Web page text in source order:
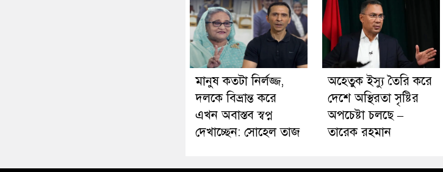
মানুষ কতটা নির্লজ্জ,
দলকে বিভ্রান্ত করে
এখন অবাস্তব স্বপ্ন
দেখাচ্ছেন: সোহেল তাজ
অহেতুক ইস্যু তৈরি করে
দেশে অস্থিরতা সৃষ্টির
অপচেষ্টা চলছে –
তারেক রহমান